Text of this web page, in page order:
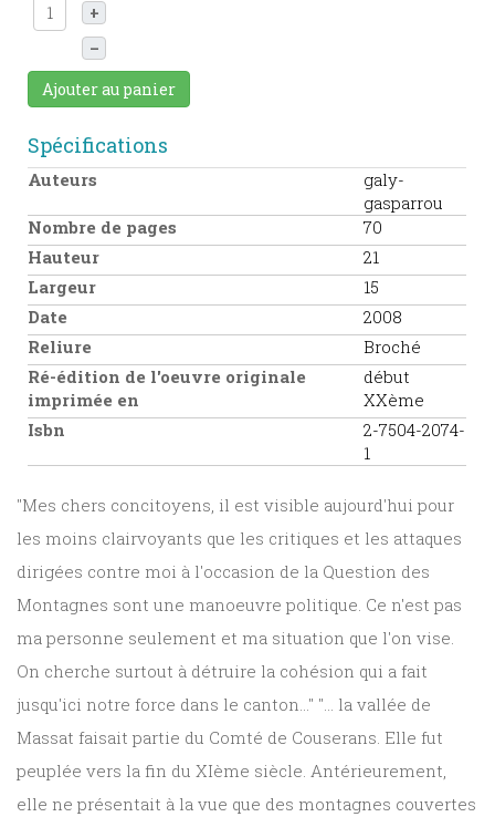
+
–
Ajouter au panier
Spécifications
Auteurs
galy-
gasparrou
Nombre de pages
70
Hauteur
21
Largeur
15
Date
2008
Reliure
Broché
Ré-édition de l'oeuvre originale
imprimée en
début
XXème
Isbn
2-7504-2074-
1
"Mes chers concitoyens, il est visible aujourd'hui pour
les moins clairvoyants que les critiques et les attaques
dirigées contre moi à l'occasion de la Question des
Montagnes sont une manoeuvre politique. Ce n'est pas
ma personne seulement et ma situation que l'on vise.
On cherche surtout à détruire la cohésion qui a fait
jusqu'ici notre force dans le canton..." "... la vallée de
Massat faisait partie du Comté de Couserans. Elle fut
peuplée vers la fin du XIème siècle. Antérieurement,
elle ne présentait à la vue que des montagnes couvertes